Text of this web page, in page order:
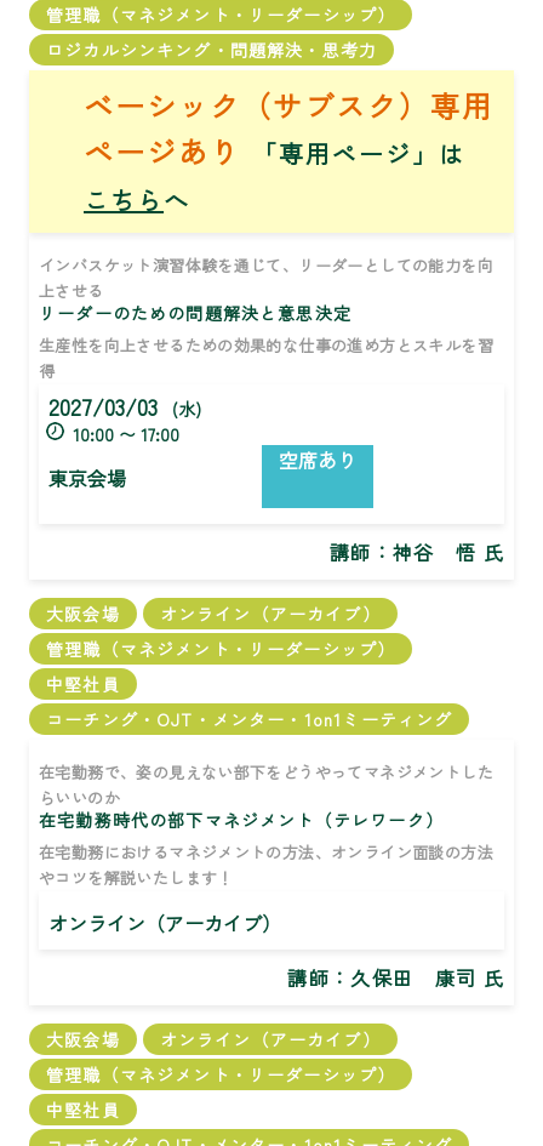
管理職（マネジメント・リーダーシップ）
ロジカルシンキング・問題解決・思考力
ベーシック（サブスク）専用
ページあり
「専用ページ」は
こちら へ
インバスケット演習体験を通じて、リーダーとしての能力を向
上させる
リーダーのための問題解決と意思決定
生産性を向上させるための効果的な仕事の進め方とスキルを習
得
2027/03/03
(水)
10:00 〜 17:00
東京会場
空席あり
講師： 神谷 悟 氏
大阪会場
オンライン（アーカイブ）
管理職（マネジメント・リーダーシップ）
中堅社員
コーチング・OJT・メンター・1on1ミーティング
在宅勤務で、姿の見えない部下をどうやってマネジメントした
らいいのか
在宅勤務時代の部下マネジメント（テレワーク）
在宅勤務におけるマネジメントの方法、オンライン面談の方法
やコツを解説いたします！
オンライン（アーカイブ）
講師：久保田 康司 氏
大阪会場
オンライン（アーカイブ）
管理職（マネジメント・リーダーシップ）
中堅社員